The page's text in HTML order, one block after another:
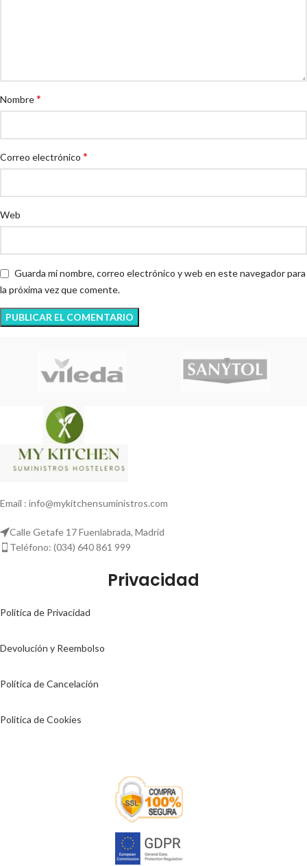
Nombre*
Correo electrónico *
Web
Guarda mi nombre, correo electrónico y web en este navegador para
la próxima vez que comente.
Email : info@mykitchensuministros.com
Calle Getafe 17 Fuenlabrada, Madrid
Teléfono: (034) 640 861 999
Privacidad
Politica de Privacidad
Devolución y Reembolso
Política de Cancelación
Politica de Cookies